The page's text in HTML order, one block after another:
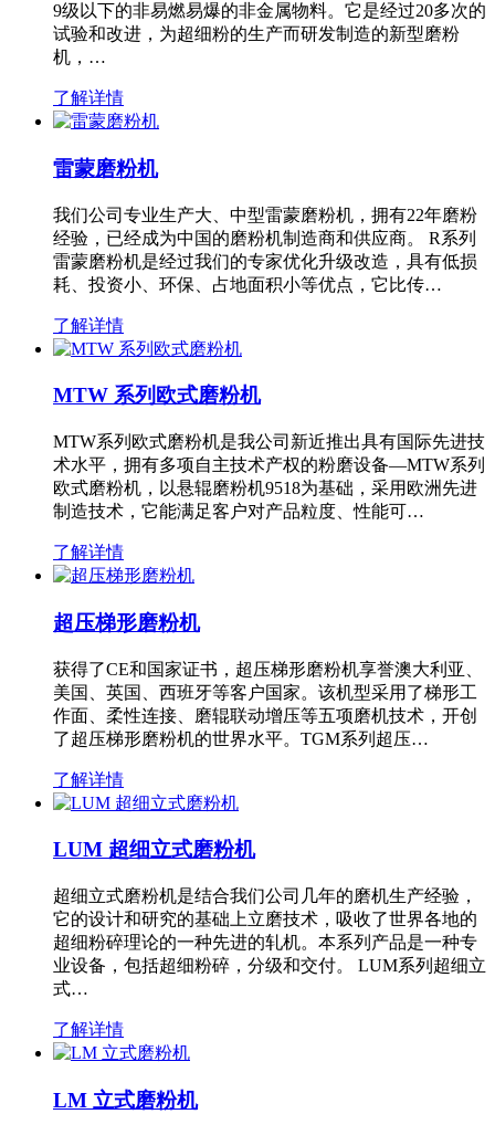
9级以下的非易燃易爆的非金属物料。它是经过20多次的
试验和改进，为超细粉的生产而研发制造的新型磨粉
机，…
了解详情
雷蒙磨粉机
我们公司专业生产大、中型雷蒙磨粉机，拥有22年磨粉
经验，已经成为中国的磨粉机制造商和供应商。 R系列
雷蒙磨粉机是经过我们的专家优化升级改造，具有低损
耗、投资小、环保、占地面积小等优点，它比传…
了解详情
MTW 系列欧式磨粉机
MTW系列欧式磨粉机是我公司新近推出具有国际先进技
术水平，拥有多项自主技术产权的粉磨设备—MTW系列
欧式磨粉机，以悬辊磨粉机9518为基础，采用欧洲先进
制造技术，它能满足客户对产品粒度、性能可…
了解详情
超压梯形磨粉机
获得了CE和国家证书，超压梯形磨粉机享誉澳大利亚、
美国、英国、西班牙等客户国家。该机型采用了梯形工
作面、柔性连接、磨辊联动增压等五项磨机技术，开创
了超压梯形磨粉机的世界水平。TGM系列超压…
了解详情
LUM 超细立式磨粉机
超细立式磨粉机是结合我们公司几年的磨机生产经验，
它的设计和研究的基础上立磨技术，吸收了世界各地的
超细粉碎理论的一种先进的轧机。本系列产品是一种专
业设备，包括超细粉碎，分级和交付。 LUM系列超细立
式…
了解详情
LM 立式磨粉机